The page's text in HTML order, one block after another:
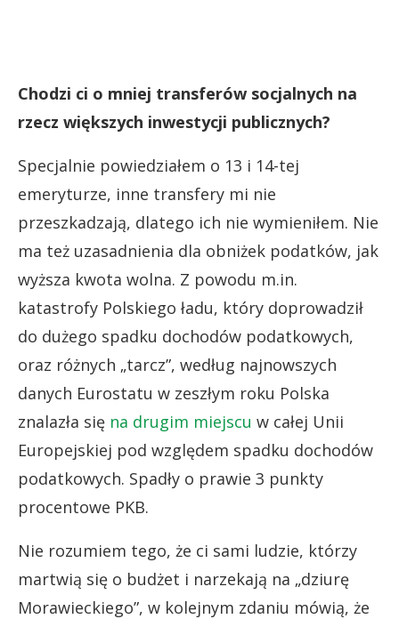
Chodzi ci o mniej transferów socjalnych na
rzecz większych inwestycji publicznych?
Specjalnie powiedziałem o 13 i 14-tej
emeryturze, inne transfery mi nie
przeszkadzają, dlatego ich nie wymieniłem. Nie
ma też uzasadnienia dla obniżek podatków, jak
wyższa kwota wolna. Z powodu m.in.
katastrofy Polskiego ładu, który doprowadził
do dużego spadku dochodów podatkowych,
oraz różnych „tarcz”, według najnowszych
danych Eurostatu w zeszłym roku Polska
znalazła się na drugim miejscu w całej Unii
Europejskiej pod względem spadku dochodów
podatkowych. Spadły o prawie 3 punkty
procentowe PKB.
Nie rozumiem tego, że ci sami ludzie, którzy
martwią się o budżet i narzekają na „dziurę
Morawieckiego”, w kolejnym zdaniu mówią, że